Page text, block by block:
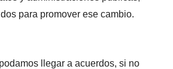
para promover ese cambio.
llegar a acuerdos, si no